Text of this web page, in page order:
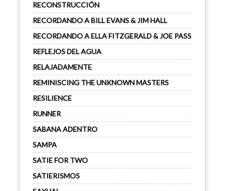
RECONSTRUCCIÓN
RECORDANDO A BILL EVANS & JIM HALL
RECORDANDO A ELLA FITZGERALD & JOE PASS
REFLEJOS DEL AGUA
RELAJADAMENTE
REMINISCING THE UNKNOWN MASTERS
RESILIENCE
RUNNER
SABANA ADENTRO
SAMPA
SATIE FOR TWO
SATIERISMOS